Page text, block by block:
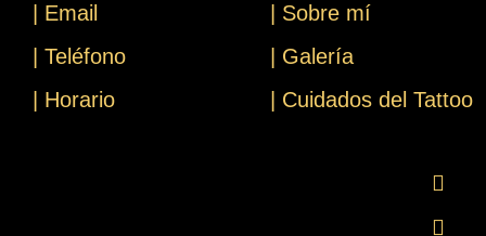
| Email
| Sobre mí
| Teléfono
| Horario
| Galería
| Cuidados del Tattoo